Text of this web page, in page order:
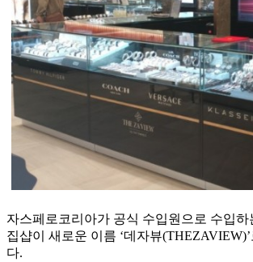
자스페로코리아가 공식 수입원으로 수입하
집샵이 새로운 이름 ‘데자뷰
다.